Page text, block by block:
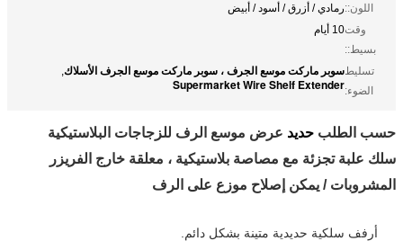
اللون::رمادي / أزرق / أسود / أبيض
وقت
بسيط::
10 أيام
تسليط
الضوء:
سوبر ماركت موسع الجرف ، سوبر ماركت موسع الجرف الأسلاك,
Supermarket Wire Shelf Extender
حسب الطلب حديد عرض موسع الرف للزجاجات البلاستيكية
سلك علبة تجزئة مع مصاصة بلاستيكية ، معلقة خارج الفريزر
المشروبات / يمكن إصلاح موزع على الرف
أرفف سلكية حديدية متينة بشكل دائم.